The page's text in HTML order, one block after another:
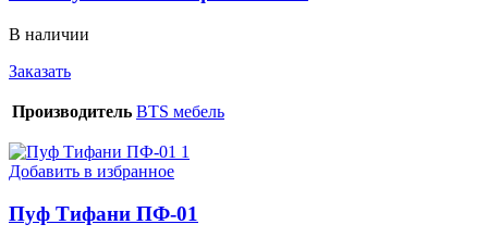
В наличии
Заказать
Производитель BTS мебель
Добавить в избранное
Пуф Тифани ПФ-01